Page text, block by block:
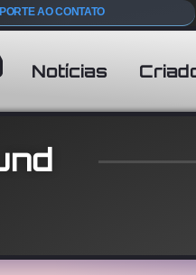
AO CONTATO
Notícias